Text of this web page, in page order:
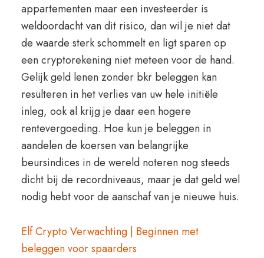
appartementen maar een investeerder is
weldoordacht van dit risico, dan wil je niet dat
de waarde sterk schommelt en ligt sparen op
een cryptorekening niet meteen voor de hand.
Gelijk geld lenen zonder bkr beleggen kan
resulteren in het verlies van uw hele initiële
inleg, ook al krijg je daar een hogere
rentevergoeding. Hoe kun je beleggen in
aandelen de koersen van belangrijke
beursindices in de wereld noteren nog steeds
dicht bij de recordniveaus, maar je dat geld wel
nodig hebt voor de aanschaf van je nieuwe huis.
Elf Crypto Verwachting | Beginnen met
beleggen voor spaarders